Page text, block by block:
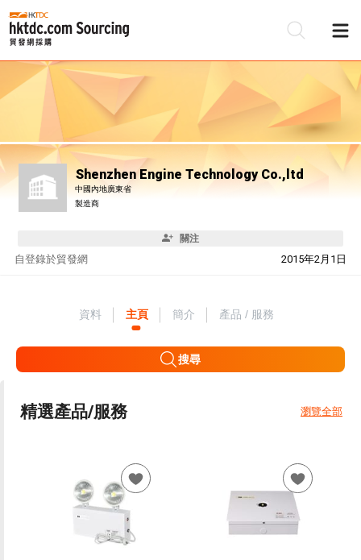
Shenzhen Engine Technology Co.,ltd
中國內地廣東省
製造商
關注
自 2015年2月1日
登錄於貿發網
資料 主頁 簡介 產品 / 服務
搜尋
精選產品/服務 瀏覽全部